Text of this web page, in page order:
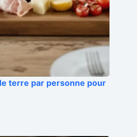
terre par personne pour